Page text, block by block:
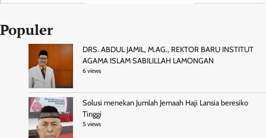
Populer
DRS. ABDUL JAMIL, M.AG., REKTOR BARU INSTITUT
AGAMA ISLAM SABILILLAH LAMONGAN
6 views
Solusi menekan Jumlah Jemaah Haji Lansia beresiko
Tinggi
5 views